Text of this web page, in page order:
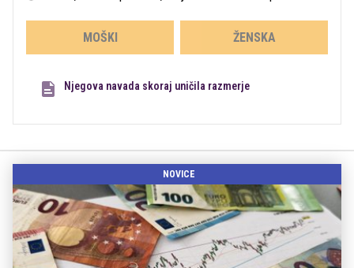
MOŠKI ŽENSKA
Njegova navada skoraj uničila razmerje
NOVICE